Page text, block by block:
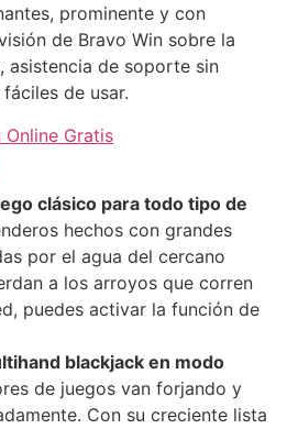
prominente y con
de Bravo Win sobre la
asistencia de soporte sin
de usar.
Gratis
clásico para todo tipo de
hechos con grandes
por el agua del cercano
a los arroyos que corren
puedes activar la función de
blackjack en modo
de juegos van forjando y
Con su creciente lista